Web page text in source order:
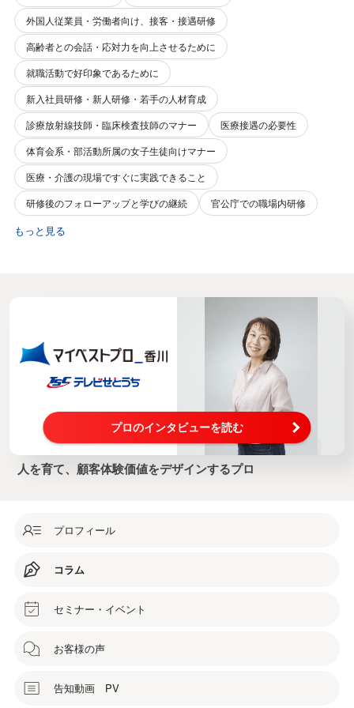
外国人従業員・労働者向け、接客・接遇研修
高齢者との会話・応対力を向上させるために
就職活動で好印象であるために
新入社員研修・新人研修・若手の人材育成
診療放射線技師・臨床検査技師のマナー
医療接遇の必要性
体育会系・部活動所属の女子生徒向けマナー
医療・介護の現場ですぐに実践できること
研修後のフォローアップと学びの継続
官公庁での職場内研修
もっと見る
プロのインタビューを読む
人を育て、顧客体験価値をデザインするプロ
プロフィール
コラム
セミナー・イベント
お客様の声
告知動画 PV